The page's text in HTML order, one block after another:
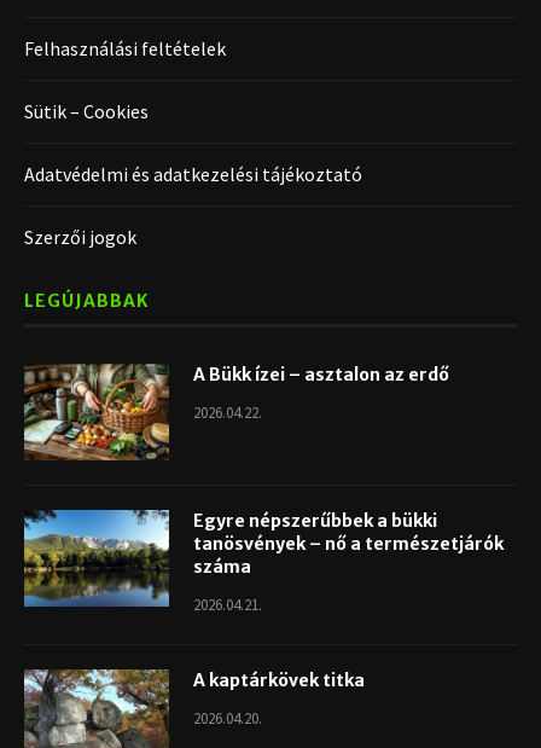
Felhasználási feltételek
Sütik – Cookies
Adatvédelmi és adatkezelési tájékoztató
Szerzői jogok
LEGÚJABBAK
A Bükk ízei – asztalon az erdő
2026.04.22.
Egyre népszerűbbek a bükki
tanösvények – nő a természetjárók
száma
2026.04.21.
A kaptárkövek titka
2026.04.20.